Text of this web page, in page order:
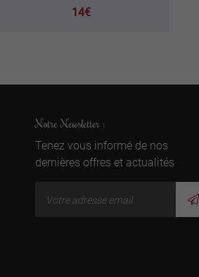
14€
Notre Newsletter :
Tenez vous informé de nos
dernières offres et actualités